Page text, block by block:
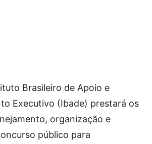
Brasileiro de Apoio e
Executivo (Ibade) prestará os
organização e
público para